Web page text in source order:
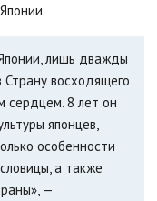
лишь дважды
восходящего
сердцем. 8 лет он
японцев,
особенности
а также
—